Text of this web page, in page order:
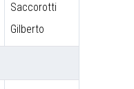
Saccorotti
Gilberto